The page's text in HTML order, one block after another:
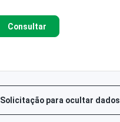
Consultar
Solicitação para ocultar dados